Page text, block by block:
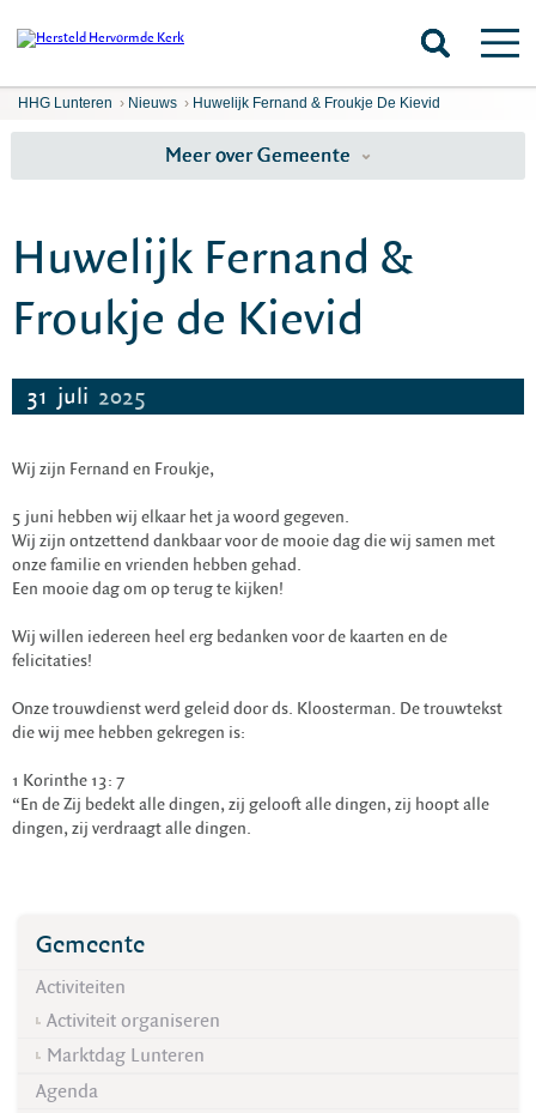
HHG Lunteren › Nieuws › Huwelijk Fernand & Froukje De Kievid
Meer over Gemeente
Huwelijk Fernand &
Froukje de Kievid
31 juli 2025
Wij zijn Fernand en Froukje,
5 juni hebben wij elkaar het ja woord gegeven.
Wij zijn ontzettend dankbaar voor de mooie dag die wij samen met
onze familie en vrienden hebben gehad.
Een mooie dag om op terug te kijken!
Wij willen iedereen heel erg bedanken voor de kaarten en de
felicitaties!
Onze trouwdienst werd geleid door ds. Kloosterman. De trouwtekst
die wij mee hebben gekregen is:
1 Korinthe 13: 7
“En de Zij bedekt alle dingen, zij gelooft alle dingen, zij hoopt alle
dingen, zij verdraagt alle dingen.
Gemeente
Activiteiten
Activiteit organiseren
Marktdag Lunteren
Agenda